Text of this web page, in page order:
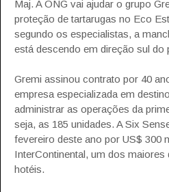
Maj. A ONG vai ajudar o grupo
proteção de tartarugas no Eco
segundo os especialistas, a
está descendo em direção sul do
Gremi assinou contrato por 40
empresa especializada em
administrar as operações da
seja, as 185 unidades. A Six
fevereiro deste ano por US$ 300
InterContinental, um dos
hotéis.